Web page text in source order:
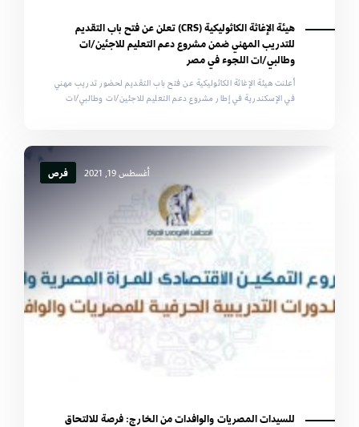
هيئة الإغاثة الكاثوليكية (CRS) تعلن عن فتح باب التقديم
للتدريب المهني ضمن مشروع دعم التعليم للاجئين/ات
وطالبي/ات اللجوء في مصر
أعلنت هيئة الإغاثة الكاثوليكية عن فتح باب التقديم لحضور تدريب مهني
في الإسكندرية في إطار مشروع دعم التعليم للاجئين/ات وطالبي/ات
أغسطس 19, 2021 فرص
للسيدات المصريات والوافدات من الخارج: فرصة للالتحاق